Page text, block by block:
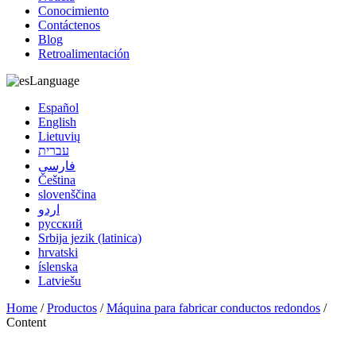
Conocimiento
Contáctenos
Blog
Retroalimentación
Language
Español
English
Lietuvių
עברית
فارسی
Čeština
slovenščina
اردو
русский
Srbija jezik (latinica)
hrvatski
íslenska
Latviešu
Home /Productos /Máquina para fabricar conductos redondos /
Content